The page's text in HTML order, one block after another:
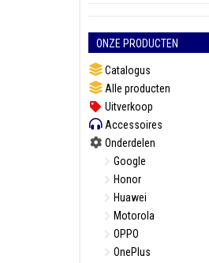
ONZE PRODUCTEN
Catalogus
Alle producten
Uitverkoop
Accessoires
Onderdelen
Google
Honor
Huawei
Motorola
OPPO
OnePlus